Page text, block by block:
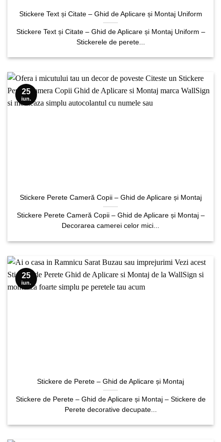
Stickere Text și Citate – Ghid de Aplicare și Montaj Uniform
Stickere Text și Citate – Ghid de Aplicare și Montaj Uniform –
Stickerele de perete...
Stickere Perete Cameră Copii – Ghid de Aplicare și Montaj
Stickere Perete Cameră Copii – Ghid de Aplicare și Montaj –
Decorarea camerei celor mici...
25
iun.
Stickere de Perete – Ghid de Aplicare și Montaj
Stickere de Perete – Ghid de Aplicare și Montaj – Stickere de
Perete decorative decupate...
25
iun.